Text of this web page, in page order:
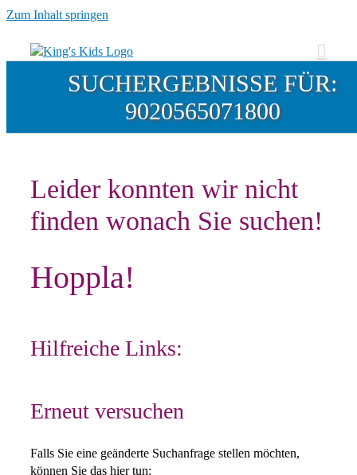
Zum Inhalt springen
SUCHERGEBNISSE FÜR:
9020565071800
Leider konnten wir nicht
finden wonach Sie suchen!
Hoppla!
Hilfreiche Links:
Erneut versuchen
Falls Sie eine geänderte Suchanfrage stellen möchten,
können Sie das hier tun: